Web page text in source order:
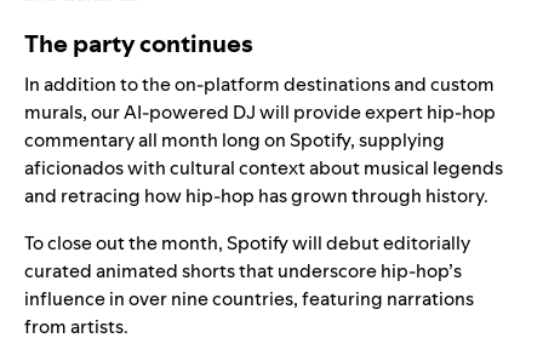
The party continues
In addition to the on-platform destinations and custom
murals, ourAI-powered DJwill provide expert hip-hop
commentary all month long on Spotify, supplying
aficionados with cultural context about musical legends
and retracing how hip-hop has grown through history.
To close out the month, Spotify will debut editorially
curated animated shorts that underscore hip-hop’s
influence in over nine countries, featuring narrations
from artists.